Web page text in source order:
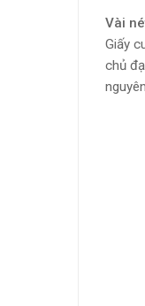
Vài
Giấy
chủ